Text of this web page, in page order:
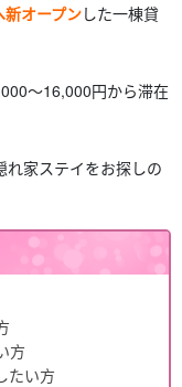
オープンした一棟貸
〜16,000円から滞在
家ステイをお探しの
方
たい方